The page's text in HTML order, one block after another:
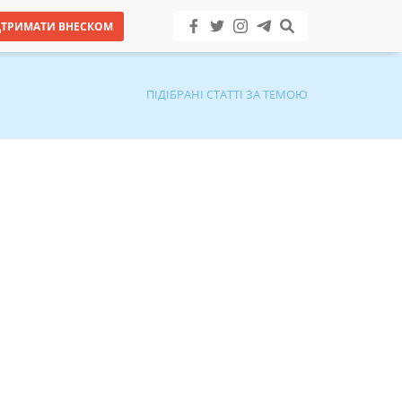
ВНЕСКОМ
ПІДІБРАНІ СТАТТІ ЗА ТЕМОЮ